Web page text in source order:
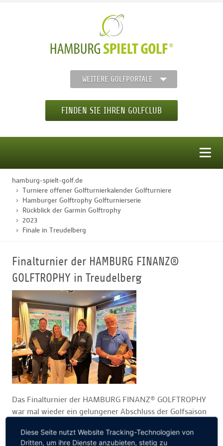
WEITERE GOLFPORTALE
FINDEN SIE IHREN GOLFCLUB
STARTSEITE
GOLFREGION
GOLF CARD
MITGLIEDSCHAFT
GOLF NEWS
GOLFEINSTEIGER
GOLFHOTELS
hamburg-spielt-golf.de
Turniere offener Golfturnierkalender Golfturniere
Hamburger Golftrophy Golfturnierserie
Rückblick der Garmin Golftrophy
2023
Finale in Treudelberg
Finalturnier der HAMBURG FINANZ®
GOLFTROPHY in Treudelberg
Das Finalturnier der HAMBURG FINANZ® GOLFTROPHY
war mal wieder ein gelungener Abschluss der Golfsaison
war die Stimmung auf dem Golfplatz eines Finales
Diese Seite nutzt Website Tracking-Technologien von
Dritten, um ihre Dienste anzubieten, stetig zu